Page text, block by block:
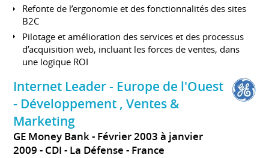
Refonte de l’ergonomie et des fonctionnalités des sites
B2C
Pilotage et amélioration des services et des processus
d’acquisition web, incluant les forces de ventes, dans
une logique ROI
Internet Leader - Europe de l'Ouest
- Développement , Ventes &
Marketing
GE Money Bank
Février 2003 à janvier
2009 CDI La Défense France